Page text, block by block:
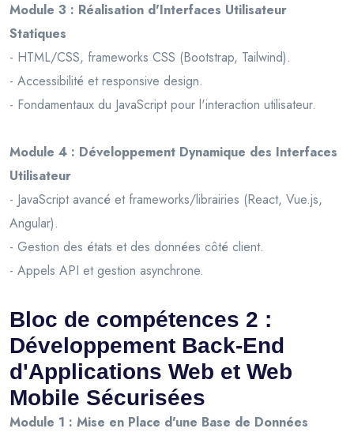
Module 3 : Réalisation d'Interfaces Utilisateur
Statiques
- HTML/CSS, frameworks CSS (Bootstrap, Tailwind).
- Accessibilité et responsive design.
- Fondamentaux du JavaScript pour l'interaction utilisateur.
Module 4 : Développement Dynamique des Interfaces
Utilisateur
- JavaScript avancé et frameworks/librairies (React, Vue.js,
Angular).
- Gestion des états et des données côté client.
- Appels API et gestion asynchrone.
Bloc de compétences 2 :
Développement Back-End
d'Applications Web et Web
Mobile Sécurisées
Module 1 : Mise en Place d'une Base de Données